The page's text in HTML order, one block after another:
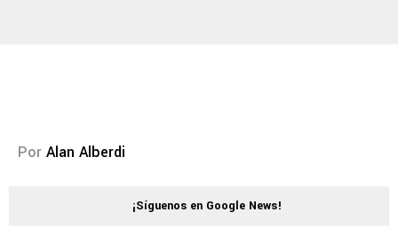
Por Alan Alberdi
¡Síguenos en Google News!